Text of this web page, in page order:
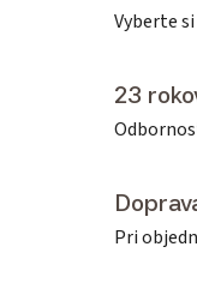
Vyberte
23
Pri